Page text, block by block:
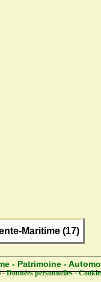
Maritime (17)
- Patrimoine -
-Données personnelles -